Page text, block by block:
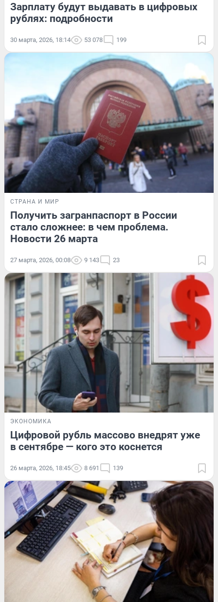
Зарплату будут выдавать в цифровых
рублях: подробности
30 марта, 2026, 18:14 53 078 199
СТРАНА И МИР
Получить загранпаспорт в России
стало сложнее: в чем проблема.
Новости 26 марта
27 марта, 2026, 00:08 9 143 23
ЭКОНОМИКА
Цифровой рубль массово внедрят уже
в сентябре — кого это коснется
26 марта, 2026, 18:45 8 691 139